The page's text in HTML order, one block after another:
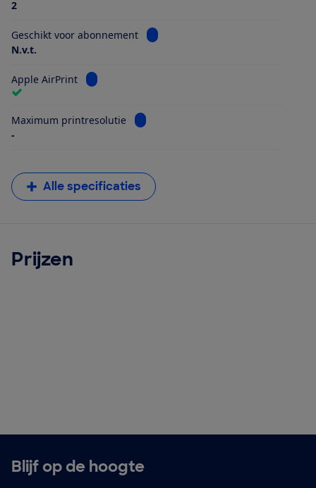
2
Geschikt voor abonnement
Bekijk informatie voor Geschikt
N.v.t.
Apple AirPrint Bekijk informatie voor Apple AirPrint
Maximum printresolutie
Bekijk informatie voor Maximum
-
Alle specificaties
Prijzen
Blijf op de hoogte